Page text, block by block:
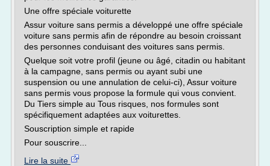
Une offre spéciale voiturette
Assur voiture sans permis a développé une offre spéciale
voiture sans permis afin de répondre au besoin croissant
des personnes conduisant des voitures sans permis.
Quelque soit votre profil (jeune ou âgé, citadin ou habitant
à la campagne, sans permis ou ayant subi une
suspension ou une annulation de celui-ci), Assur voiture
sans permis vous propose la formule qui vous convient.
Du Tiers simple au Tous risques, nos formules sont
spécifiquement adaptées aux voiturettes.
Souscription simple et rapide
Pour souscrire...
Lire la suite